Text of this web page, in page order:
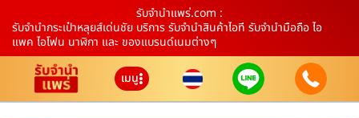
รับจํานําแพร่.com :
รับจำนำกระเป๋าหลุยส์เด่นชัย บริการ รับจำนำสินค้าไอที รับจำนำมือถือ ไอ
แพค ไอโฟน นาฬิกา และ ของแบรนด์เนมต่างๆ
เมนู